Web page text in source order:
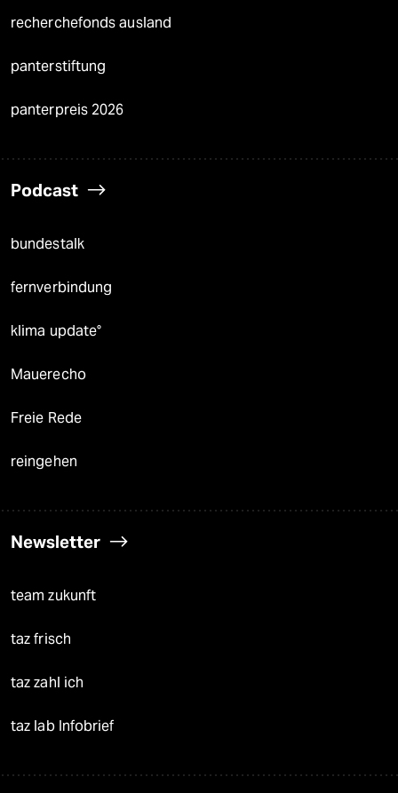
recherchefonds ausland
panterstiftung
panterpreis 2026
Podcast
bundestalk
fernverbindung
klima update°
Mauerecho
Freie Rede
reingehen
Newsletter
team zukunft
taz frisch
taz zahl ich
taz lab Infobrief